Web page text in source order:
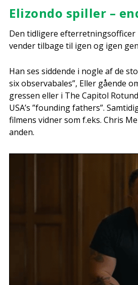
Elizon­do spil­ler –
Den tid­li­ge­re efter­ret­nings­of­fi­cer
ven­der til­ba­ge til igen og igen
Han ses sid­den­de i nog­le af de
six obser­va­ba­les”, Eller gåen­de
gres­sen eller i The Capi­tol
USA’s ”foun­ding fat­hers”.
fil­mens vid­ner som f.eks. Chris
anden.